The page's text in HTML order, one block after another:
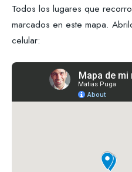
Todos los lugares que
marcados en este mapa.
celular: